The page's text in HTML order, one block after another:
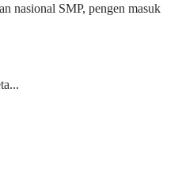
nasional SMP, pengen masuk